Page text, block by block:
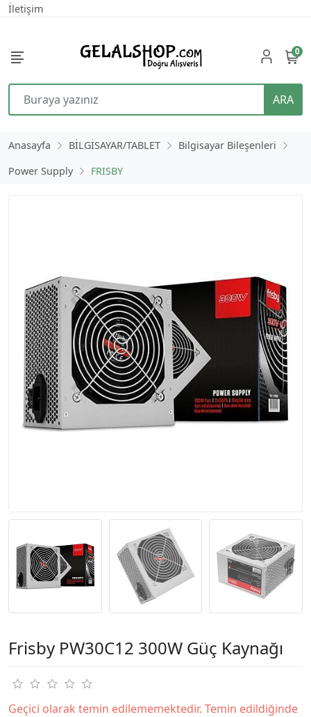
İletişim
ARA
0
Anasayfa BİLGİSAYAR/TABLET
Bilgisayar Bileşenleri
Power Supply
FRISBY
Frisby PW30C12 300W Güç Kaynağı
Geçici olarak temin edilememektedir. Temin edildiğinde